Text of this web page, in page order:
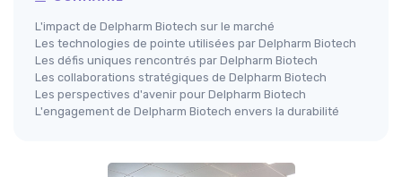
L'impact de Delpharm Biotech sur le marché
Les technologies de pointe utilisées par Delpharm Biotech
Les défis uniques rencontrés par Delpharm Biotech
Les collaborations stratégiques de Delpharm Biotech
Les perspectives d'avenir pour Delpharm Biotech
L'engagement de Delpharm Biotech envers la durabilité